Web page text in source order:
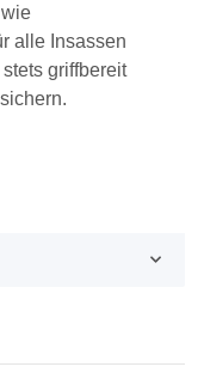
alle Insassen
griffbereit